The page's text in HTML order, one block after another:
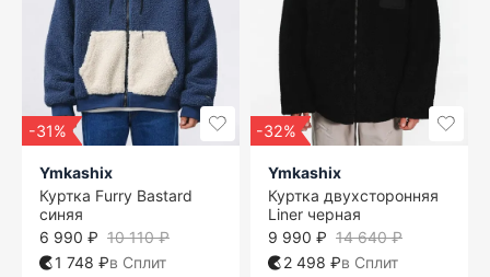
-31%
Ymkashix
Куртка Furry Bastard
синяя
10 110 ₽
6 990 ₽
1 748 ₽в Сплит
-32%
Ymkashix
Куртка двухсторонняя
Liner черная
14 640 ₽
9 990 ₽
2 498 ₽в Сплит